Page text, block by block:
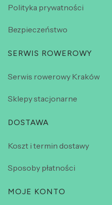
Polityka prywatności
Bezpieczeństwo
SERWIS ROWEROWY
Serwis rowerowy Kraków
Sklepy stacjonarne
DOSTAWA
Koszt i termin dostawy
Sposoby płatności
MOJE KONTO